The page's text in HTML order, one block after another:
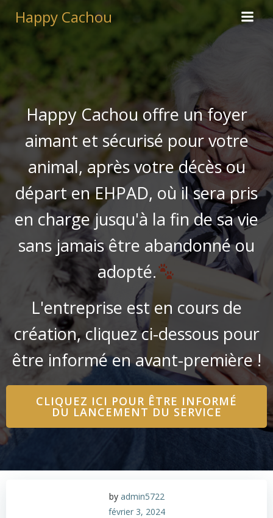
Happy Cachou
Happy Cachou offre un foyer
aimant et sécurisé pour votre
animal, après votre décès ou
départ en EHPAD, où il sera pris
en charge jusqu'à la fin de sa vie
sans jamais être abandonné ou
adopté.
L'entreprise est en cours de
création, cliquez ci-dessous pour
être informé en avant-première !
CLIQUEZ ICI POUR ÊTRE INFORMÉ
DU LANCEMENT DU SERVICE
by admin5722
février 3, 2024